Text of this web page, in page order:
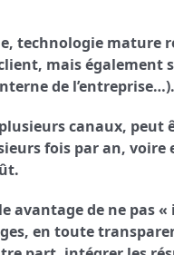
technologie mature
mais
de l’entreprise…).
canaux, peut
fois par an, voire
avantage de ne pas
en toute